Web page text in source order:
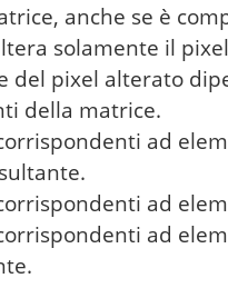
anche se è
solamente il
del pixel alterato
della matrice.
ad
ad
ad